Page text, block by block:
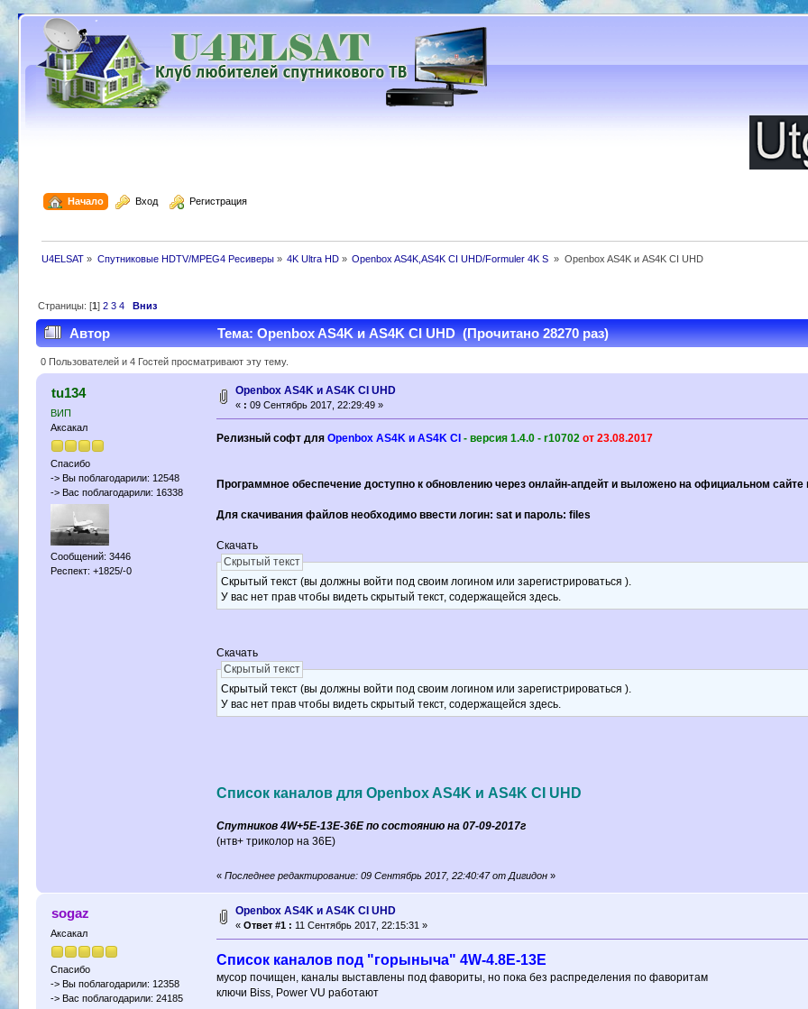
Начало Вход Регистрация
U4ELSAT » Спутниковые HDTV/MPEG4 Ресиверы» 4K Ultra HD » Openbox AS4K,AS4K CI UHD/Formuler 4K S » Openbox AS4K и AS4K CI UHD
Страницы: [1]2 3 4 Вниз
Автор Тема: Openbox AS4K и AS4K CI UHD (Прочитано 28270 раз)
0 Пользователей и 4 Гостей просматривают эту тему.
tu134
ВИП
Аксакал
Спасибо
-> Вы поблагодарили: 12548
-> Вас поблагодарили: 16338
Сообщений: 3446
Респект: +1825/-0
Openbox AS4K и AS4K CI UHD
« : 09 Сентябрь 2017, 22:29:49 »
Релизный софт для Openbox AS4K и AS4K CI - версия 1.4.0 - r10702 от 23.08.2017
Программное обеспечение доступно к обновлению через онлайн-апдейт и выложено на официальном
Для скачивания файлов необходимо ввести логин: sat и пароль: files
Скачать
Скрытый текст
Скрытый текст (вы должны войти под своим логином или зарегистрироваться ).
У вас нет прав чтобы видеть скрытый текст, содержащейся здесь.
Скачать
Скрытый текст
Скрытый текст (вы должны войти под своим логином или зарегистрироваться ).
У вас нет прав чтобы видеть скрытый текст, содержащейся здесь.
Список каналов для Openbox AS4K и AS4K CI UHD
Спутников 4W+5E-13E-36E по состоянию на 07-09-2017г
(нтв+ триколор на 36Е)
« Последнее редактирование: 09 Сентябрь 2017, 22:40:47 от Дигидон»
sogaz
Аксакал
Спасибо
-> Вы поблагодарили: 12358
-> Вас поблагодарили: 24185
Openbox AS4K и AS4K CI UHD
«Ответ #1 : 11 Сентябрь 2017, 22:15:31 »
Список каналов под "горыныча" 4W-4.8E-13E
мусор почищен, каналы выставлены под фавориты, но пока без распределения по фаворитам
ключи Biss, Power VU работают